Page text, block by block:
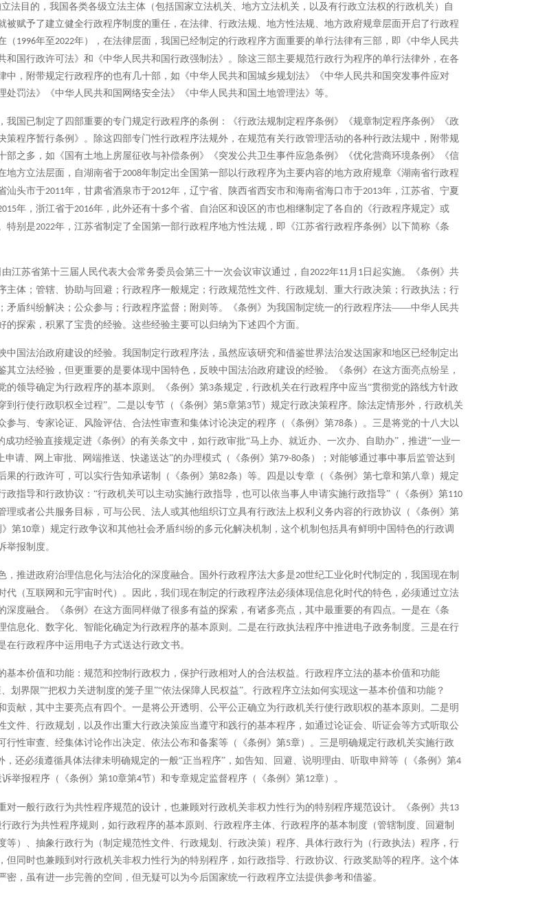
法目的，我国各类各级立法主体（包括国家立法机关、地方立法机关，以及有行政立法权的行政机关）自
被赋予了建立健全行政程序制度的重任，在法律、行政法规、地方性法规、地方政府规章层面开启了行政程
（1996年至2022年），在法律层面，我国已经制定的行政程序方面重要的单行法律有三部，即《中华人民共
和国行政许可法》和《中华人民共和国行政强制法》。除这三部主要规范行政行为程序的单行法律外，在各
中，附带规定行政程序的也有几十部，如《中华人民共和国城乡规划法》《中华人民共和国突发事件应对
处罚法》《中华人民共和国网络安全法》《中华人民共和国土地管理法》等。
我国已制定了四部重要的专门规定行政程序的条例：《行政法规制定程序条例》《规章制定程序条例》《政
策程序暂行条例》。除这四部专门性行政程序法规外，在规范有关行政管理活动的各种行政法规中，附带规
部之多，如《国有土地上房屋征收与补偿条例》《突发公共卫生事件应急条例》《优化营商环境条例》《信
地方立法层面，自湖南省于2008年制定出全国第一部以行政程序为主要内容的地方政府规章《湖南省行政程
汕头市于2011年，甘肃省酒泉市于2012年，辽宁省、陕西省西安市和海南省海口市于2013年，江苏省、宁夏
年，浙江省于2016年，此外还有十多个省、自治区和设区的市也相继制定了各自的《行政程序规定》或
特别是2022年，江苏省制定了全国第一部行政程序地方性法规，即《江苏省行政程序条例》以下简称《条
由江苏省第十三届人民代表大会常务委员会第三十一次会议审议通过，自2022年11月 1 日起实施。《条例》共
主体；管辖、协助与回避；行政程序一般规定；行政规范性文件、行政规划、重大行政决策；行政执法；行
矛盾纠纷解决；公众参与；行政程序监督；附则等。《条例》为我国制定统一的行政程序法――中华人民共
的探索，积累了宝贵的经验。这些经验主要可以归纳为下述四个方面。
中国法治政府建设的经验。我国制定行政程序法，虽然应该研究和借鉴世界法治发达国家和地区已经制定出
其立法经验，但更重要的是要体现中国特色，反映中国法治政府建设的经验。《条例》在这方面亮点纷呈，
的领导确定为行政程序的基本原则。《条例》第3条规定，行政机关在行政程序中应当“贯彻党的路线方针政
到行使行政职权全过程”。二是以专节（《条例》第5章第3节）规定行政决策程序。除法定情形外，行政机关
参与、专家论证、风险评估、合法性审查和集体讨论决定的程序（《条例》第78条）。三是将党的十八大以
成功经验直接规定进《条例》的有关条文中，如行政审批“马上办、就近办、一次办、自助办”，推进“一业一
申请、网上审批、网端推送、快递送达”的办理模式（《条例》第79-80条）；对能够通过事中事后监管达到
果的行政许可，可以实行告知承诺制（《条例》第82条）等。四是以专章（《条例》第七章和第八章）规定
指导和行政协议：“行政机关可以主动实施行政指导，也可以依当事人申请实施行政指导”（《条例》第110
理或者公共服务目标，可与公民、法人或其他组织订立具有行政法上权利义务内容的行政协议（《条例》第
》第10章）规定行政争议和其他社会矛盾纠纷的多元化解决机制，这个机制包括具有鲜明中国特色的行政调
举报制度。
，推进政府治理信息化与法治化的深度融合。国外行政程序法大多是20世纪工业化时代制定的，我国现在制
代（互联网和元宇宙时代）。因此，我们现在制定的行政程序法必须体现信息化时代的特色，必须通过立法
深度融合。《条例》在这方面同样做了很多有益的探索，有诸多亮点，其中最重要的有四点。一是在《条
信息化、数字化、智能化确定为行政程序的基本原则。
二是在行政执法程序中推进电子政务制度。 三是在行
在行政程序中运用电子方式送达行政文书。
基本价值和功能：规范和控制行政权力，保护行政相对人的合法权益。行政程序立法的基本价值和功能
划界限”“把权力关进制度的笼子里”“依法保障人民权益”。行政程序立法如何实现这一基本价值和功能？
贡献，其中主要亮点有四个。一是将公开透明、公平公正确立为行政机关行使行政职权的基本原则。 二是明
文件、行政规划，以及作出重大行政决策应当遵守和践行的基本程序，如通过论证会、听证会等方式听取公
行性审查、经集体讨论作出决定、依法公布和备案等（《条例》第5章）。三是明确规定行政机关实施行政
，还必须遵循具体法律未明确规定的一般“正当程序”，如告知、回避、说明理由、听取申辩等（《条例》第4
举报程序（《条例》第10章第4节）和专章规定监督程序（《条例》第12章）。
对一般行政行为共性程序规范的设计，也兼顾对行政机关非权力性行为的特别程序规范设计。《条例》共13
政行为共性程序规则，如行政程序的基本原则、行政程序主体、行政程序的基本制度（管辖制度、回避制
等）、抽象行政行为（制定规范性文件、行政规划、行政决策）程序、具体行政行为（行政执法）程序，行
但同时也兼顾到对行政机关非权力性行为的特别程序，如行政指导、行政协议、行政奖励等的程序。这个体
密，虽有进一步完善的空间，但无疑可以为今后国家统一行政程序立法提供参考和借鉴。